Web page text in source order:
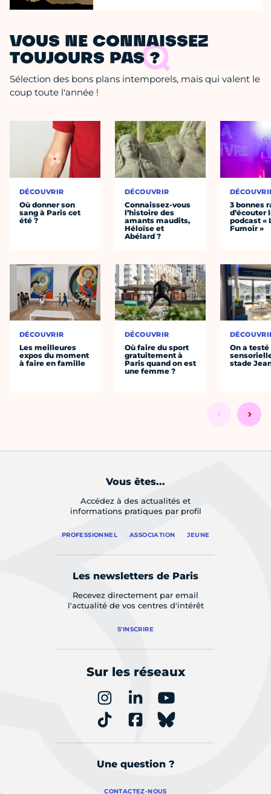
VOUS NE CONNAISSEZ
TOUJOURS PAS ?
Sélection des bons plans intemporels, mais qui valent le
coup toute l'année !
DÉCOUVRIR
Où donner son
sang à Paris cet
été ?
DÉCOUVRIR
Les meilleures
expos du moment
à faire en famille
DÉCOUVRIR
Connaissez-vous
l’histoire des
amants maudits,
Héloïse et
Abélard ?
DÉCOUVRIR
Où faire du sport
gratuitement à
Paris quand on est
une femme ?
3 bonnes
d’écouter
podcast «
Fumoir »
On a
stade
Vous êtes...
Accédez à des actualités et
informations pratiques par profil
PROFESSIONNEL ASSOCIATION JEUNE
Les newsletters de Paris
Recevez directement par email
l'actualité de vos centres d'intérêt
S'INSCRIRE
Sur les réseaux
Une question ?
CONTACTEZ-NOUS